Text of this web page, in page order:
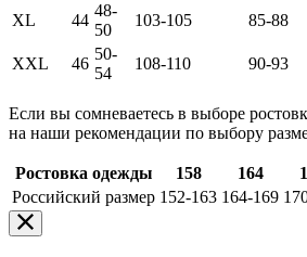
XL 44
48-
50
103-105 85-88
XXL 46
50-
54
108-110 90-93
Если вы сомневаетесь в выборе
на наши рекомендации по выбору
Ростовка одежды 158 164
Российский размер 152-163 164-169